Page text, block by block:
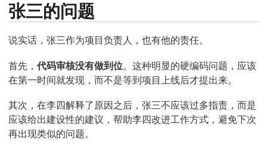
张三的问题
说实话，张三作为项目负责人，也有他的责任。
首先， 代码审核没有做到位。这种明显的硬编码问题，应该
在第一时间就发现，而不是等到项目上线后才提出来。
其次，在李四解释了原因之后，张三不应该过多指责，而是
应该给出建设性的建议，帮助李四改进工作方式，避免下次
再出现类似的问题。